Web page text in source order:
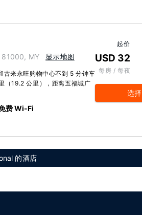
81000, MY 显示地图
古来永旺购物中心不到 5 分钟车
（19.2 公里），距离五福城广
费 Wi-Fi
起价
USD 32
每房 / 每夜
选择
的酒店